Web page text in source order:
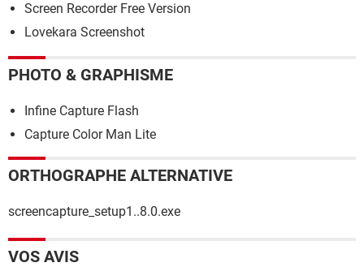
Screen Recorder Free Version
Lovekara Screenshot
PHOTO & GRAPHISME
Infine Capture Flash
Capture Color Man Lite
ORTHOGRAPHE ALTERNATIVE
screencapture_setup1..8.0.exe
VOS AVIS